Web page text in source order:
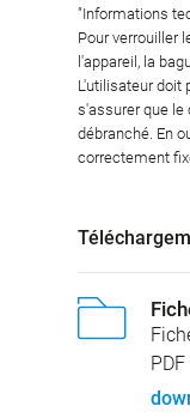
"Informations
Pour verrouiller
l'appareil, la
L'utilisateur doit
s'assurer que
débranché. En
correctement
PDF